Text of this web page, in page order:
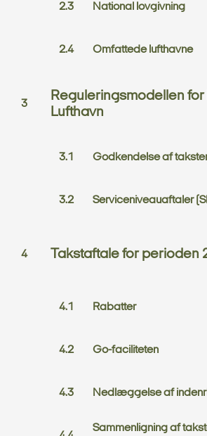
National lovgivning
Omfattede lufthavne
Reguleringsmodellen
Lufthavn
Godkendelse af
Serviceniveauaftaler
Takstaftale for perioden
Rabatter
Go-faciliteten
Nedlæggelse af
Sammenligning af